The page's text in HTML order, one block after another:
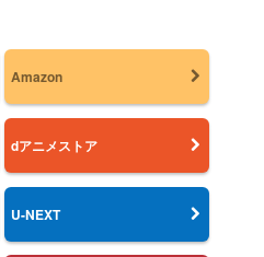
Amazon
dアニメストア
U-NEXT